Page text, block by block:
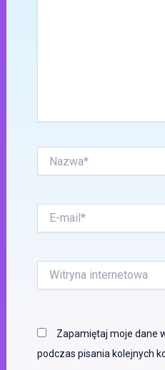
mail*
internetowa
Zapamiętaj moje dane
podczas pisania kolejnych